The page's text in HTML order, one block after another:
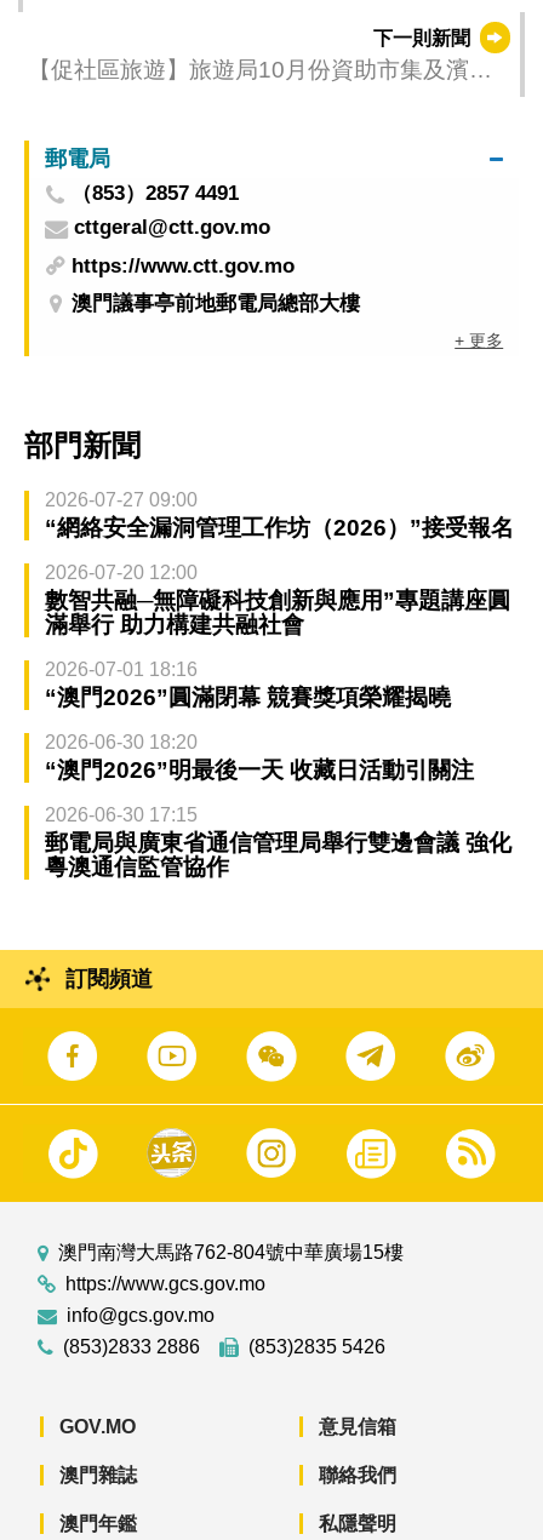
下一則新聞
【促社區旅遊】旅遊局10月份資助市集及濱海
郵電局
（853）2857 4491
cttgeral@ctt.gov.mo
https://www.ctt.gov.mo
澳門議事亭前地郵電局總部大樓
+ 更多
部門新聞
2026-07-27 09:00
“網絡安全漏洞管理工作坊（2026）”接受報名
2026-07-20 12:00
數智共融─無障礙科技創新與應用”專題講座圓
滿舉行 助力構建共融社會
2026-07-01 18:16
“澳門2026”圓滿閉幕 競賽獎項榮耀揭曉
2026-06-30 18:20
“澳門2026”明最後一天 收藏日活動引關注
2026-06-30 17:15
郵電局與廣東省通信管理局舉行雙邊會議 強化
粵澳通信監管協作
訂閱頻道
澳門南灣大馬路762-804號中華廣場15樓
https://www.gcs.gov.mo
info@gcs.gov.mo
(853)2833 2886
(853)2835 5426
GOV.MO
澳門雜誌
澳門年鑑
意見信箱
聯絡我們
私隱聲明